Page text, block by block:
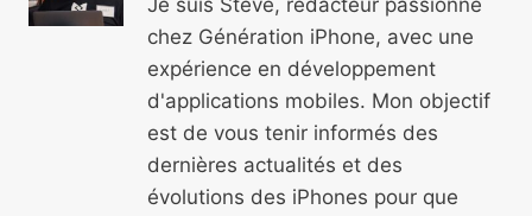
Je suis Steve, rédacteur passionné
chez Génération iPhone, avec une
expérience en développement
d'applications mobiles. Mon objectif
est de vous tenir informés des
dernières actualités et des
évolutions des iPhones pour que